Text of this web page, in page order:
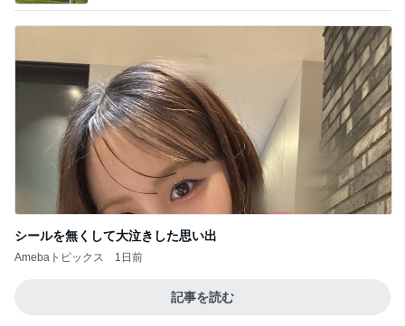
シールを無くして大泣きした思い出
Amebaトピックス 1日前
記事を読む